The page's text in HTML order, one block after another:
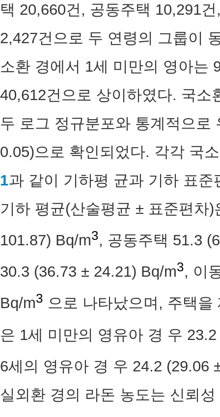
택 20,660건, 공동주택 10,291
2,427건으로 두 연령의 그룹이
소환 경에서 1세 미만의 영아는
40,612건으로 상이하였다. 국
두 로그 정규분포와 통계적으로
0.05)으로 확인되었다. 각각 국
1과 같이 기하평 균과 기하 표
기하 평균(산술평균 ± 표준편차
101.87) Bq/m3, 공동주택 51.3
30.3 (36.73 ± 24.21) Bq/m3, 이
Bq/m3 으로 나타났으며, 주택
은 1세 미만의 영유아 경 우
6세의 영유아 경 우 24.2 (29.06
실외환 경의 라돈 농도는 신뢰